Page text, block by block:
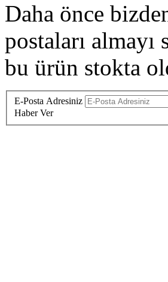
Daha önce
postaları
bu ürün stokta
E-Posta Adresiniz
Haber Ver